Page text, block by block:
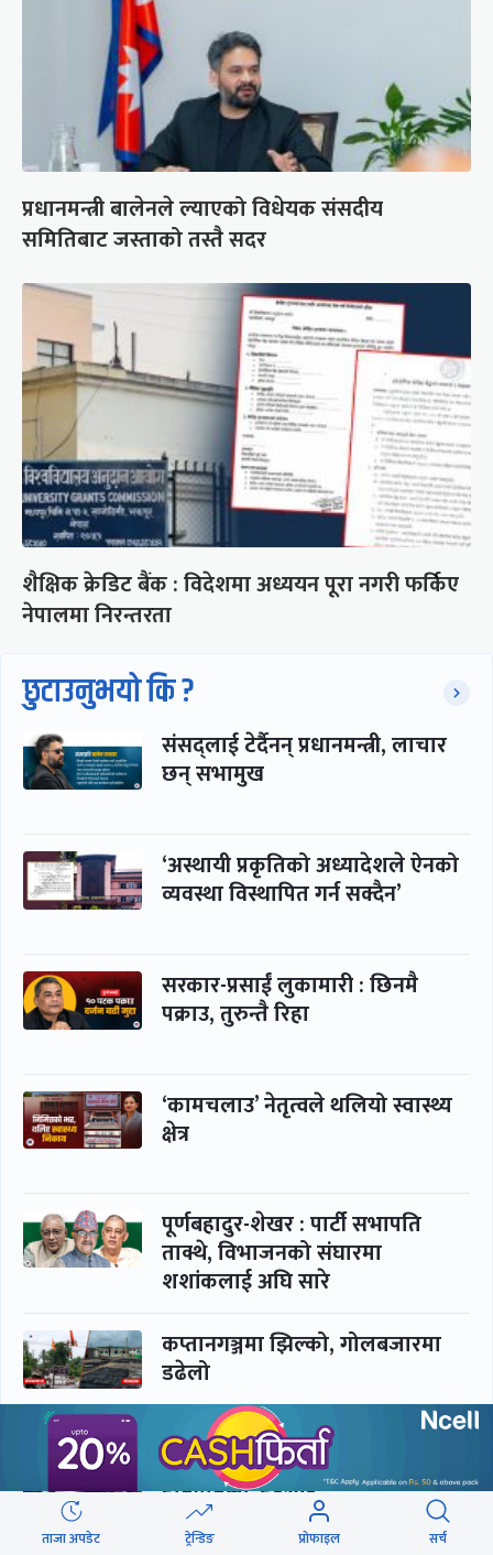
प्रधानमन्त्री बालेनले ल्याएको विधेयक संसदीय
समितिबाट जस्ताको तस्तै सदर
शैक्षिक क्रेडिट बैंक : विदेशमा अध्ययन पूरा नगरी फर्किए
नेपालमा निरन्तरता
छुटाउनुभयो कि ?
संसद्लाई टेर्दैनन् प्रधानमन्त्री, लाचार
छन् सभामुख
‘अस्थायी प्रकृतिको अध्यादेशले ऐनको
व्यवस्था विस्थापित गर्न सक्दैन’
सरकार-प्रसाईं लुकामारी : छिनमै
पक्राउ, तुरुन्तै रिहा
‘कामचलाउ’ नेतृत्वले थलियो स्वास्थ्य
क्षेत्र
पूर्णबहादुर-शेखर : पार्टी सभापति
ताक्थे, विभाजनको संघारमा
शशांकलाई अघि सारे
कप्तानगञ्जमा झिल्को, गोलबजारमा
डढेलो
आकस्मिक कक्ष चिकित्सकमाथि
हातपातको ‘हटस्पट’
ताजा अपडेट ट्रेन्डिङ प्रोफाइल सर्च